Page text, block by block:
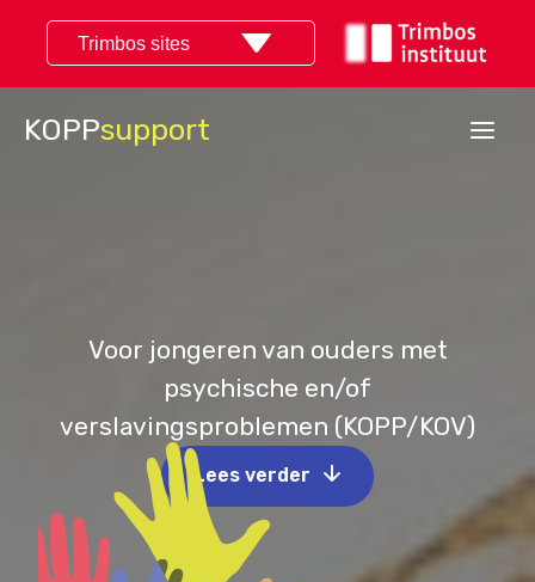
de
inhoud
Trimbos sites
KOPPsupport
Voor jongeren van ouders met
psychische en/of
verslavingsproblemen (KOPP/KOV)
Lees verder